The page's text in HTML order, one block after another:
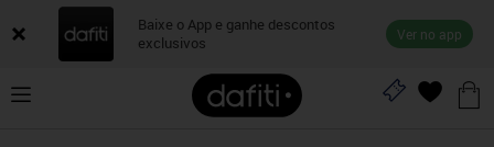
Baixe o App e ganhe descontos
exclusivos
Ver no app